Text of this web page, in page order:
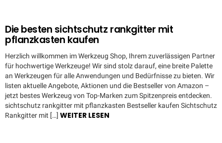
Die besten sichtschutz rankgitter mit
pflanzkasten kaufen
Herzlich willkommen im Werkzeug Shop, Ihrem zuverlässigen Partner
für hochwertige Werkzeuge! Wir sind stolz darauf, eine breite Palette
an Werkzeugen für alle Anwendungen und Bedürfnisse zu bieten. Wir
listen aktuelle Angebote, Aktionen und die Bestseller von Amazon –
jetzt bestes Werkzeug von Top-Marken zum Spitzenpreis entdecken.
sichtschutz rankgitter mit pflanzkasten Bestseller kaufen Sichtschutz
Rankgitter mit […] WEITER LESEN